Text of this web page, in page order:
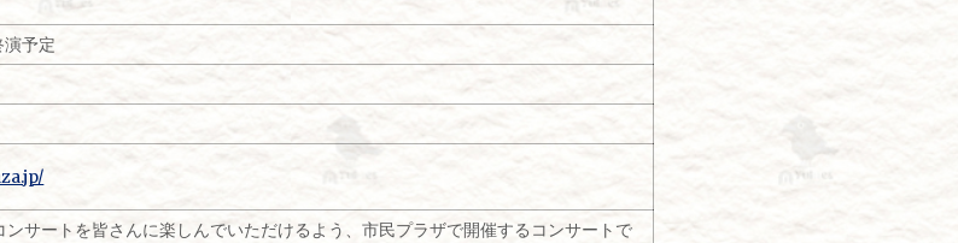
予定
サートを皆さんに楽しんでいただけるよう、市民プラザで開催するコンサートで